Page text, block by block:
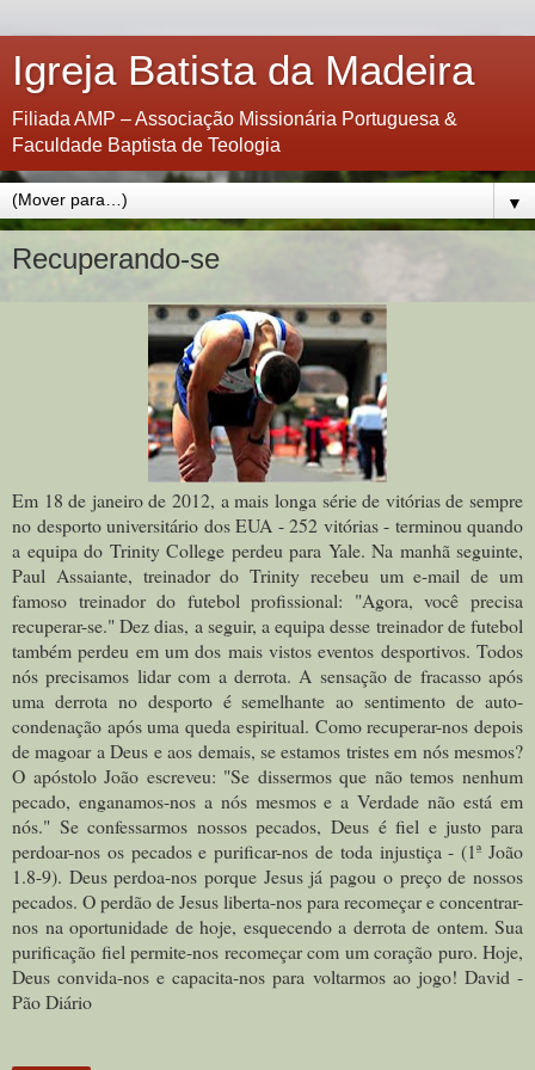
Igreja Batista da Madeira
Filiada AMP – Associação Missionária Portuguesa &
Faculdade Baptista de Teologia
▼
Recuperando-se
Em 18 de janeiro de 2012, a mais longa série de vitórias de sempre
no desporto universitário dos EUA - 252 vitórias - terminou quando
a equipa do Trinity College perdeu para Yale. Na manhã seguinte,
Paul Assaiante, treinador do Trinity recebeu um e-mail de um
famoso treinador do futebol profissional: "Agora, você precisa
recuperar-se." Dez dias, a seguir, a equipa desse treinador de futebol
também perdeu em um dos mais vistos eventos desportivos. Todos
nós precisamos lidar com a derrota. A sensação de fracasso após
uma derrota no desporto é semelhante ao sentimento de auto-
condenação após uma queda espiritual. Como recuperar-nos depois
de magoar a Deus e aos demais, se estamos tristes em nós mesmos?
O apóstolo João escreveu: "Se dissermos que não temos nenhum
pecado, enganamos-nos a nós mesmos e a Verdade não está em
nós." Se confessarmos nossos pecados, Deus é fiel e justo para
perdoar-nos os pecados e purificar-nos de toda injustiça - (1ª João
1.8-9). Deus perdoa-nos porque Jesus já pagou o preço de nossos
pecados. O perdão de Jesus liberta-nos para recomeçar e concentrar-
nos na oportunidade de hoje, esquecendo a derrota de ontem. Sua
purificação fiel permite-nos recomeçar com um coração puro. Hoje,
Deus convida-nos e capacita-nos para voltarmos ao jogo! David -
Pão Diário